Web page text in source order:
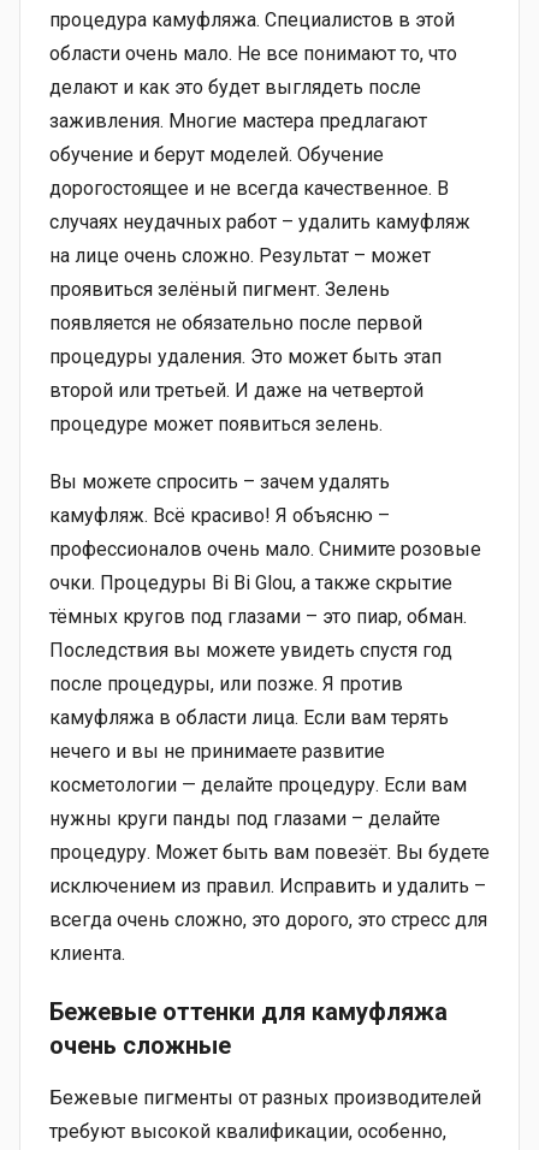
процедура камуфляжа. Специалистов в этой
области очень мало. Не все понимают то, что
делают и как это будет выглядеть после
заживления. Многие мастера предлагают
обучение и берут моделей. Обучение
дорогостоящее и не всегда качественное. В
случаях неудачных работ – удалить камуфляж
на лице очень сложно. Результат – может
проявиться зелёный пигмент. Зелень
появляется не обязательно после первой
процедуры удаления. Это может быть этап
второй или третьей. И даже на четвертой
процедуре может появиться зелень.
Вы можете спросить – зачем удалять
камуфляж. Всё красиво! Я объясню –
профессионалов очень мало. Снимите розовые
очки. Процедуры Bi Bi Glou, а также скрытие
тёмных кругов под глазами – это пиар, обман.
Последствия вы можете увидеть спустя год
после процедуры, или позже. Я против
камуфляжа в области лица. Если вам терять
нечего и вы не принимаете развитие
косметологии — делайте процедуру. Если вам
нужны круги панды под глазами – делайте
процедуру. Может быть вам повезёт. Вы будете
исключением из правил. Исправить и удалить –
всегда очень сложно, это дорого, это стресс для
клиента.
Бежевые оттенки для камуфляжа
очень сложные
Бежевые пигменты от разных производителей
требуют высокой квалификации, особенно,